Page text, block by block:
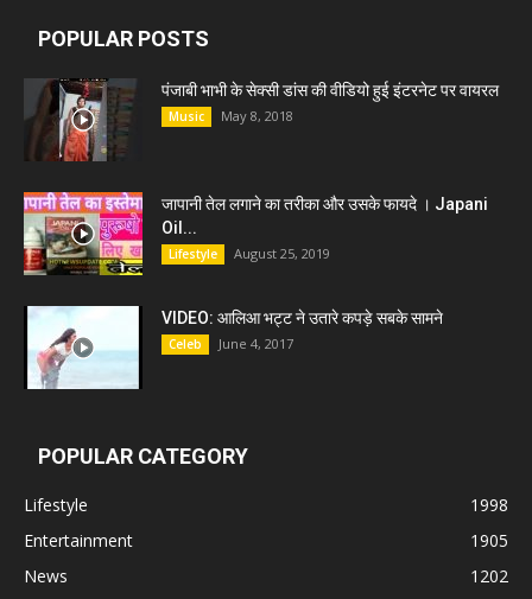
POPULAR POSTS
पंजाबी भाभी के सेक्सी डांस की वीडियो हुई इंटरनेट पर वायरल
Music May 8, 2018
जापानी तेल लगाने का तरीका और उसके फायदे । Japani
Oil...
Lifestyle August 25, 2019
VIDEO: आलिआ भट्ट ने उतारे कपड़े सबके सामने
Celeb June 4, 2017
POPULAR CATEGORY
Lifestyle
1998
Entertainment
1905
News
1202